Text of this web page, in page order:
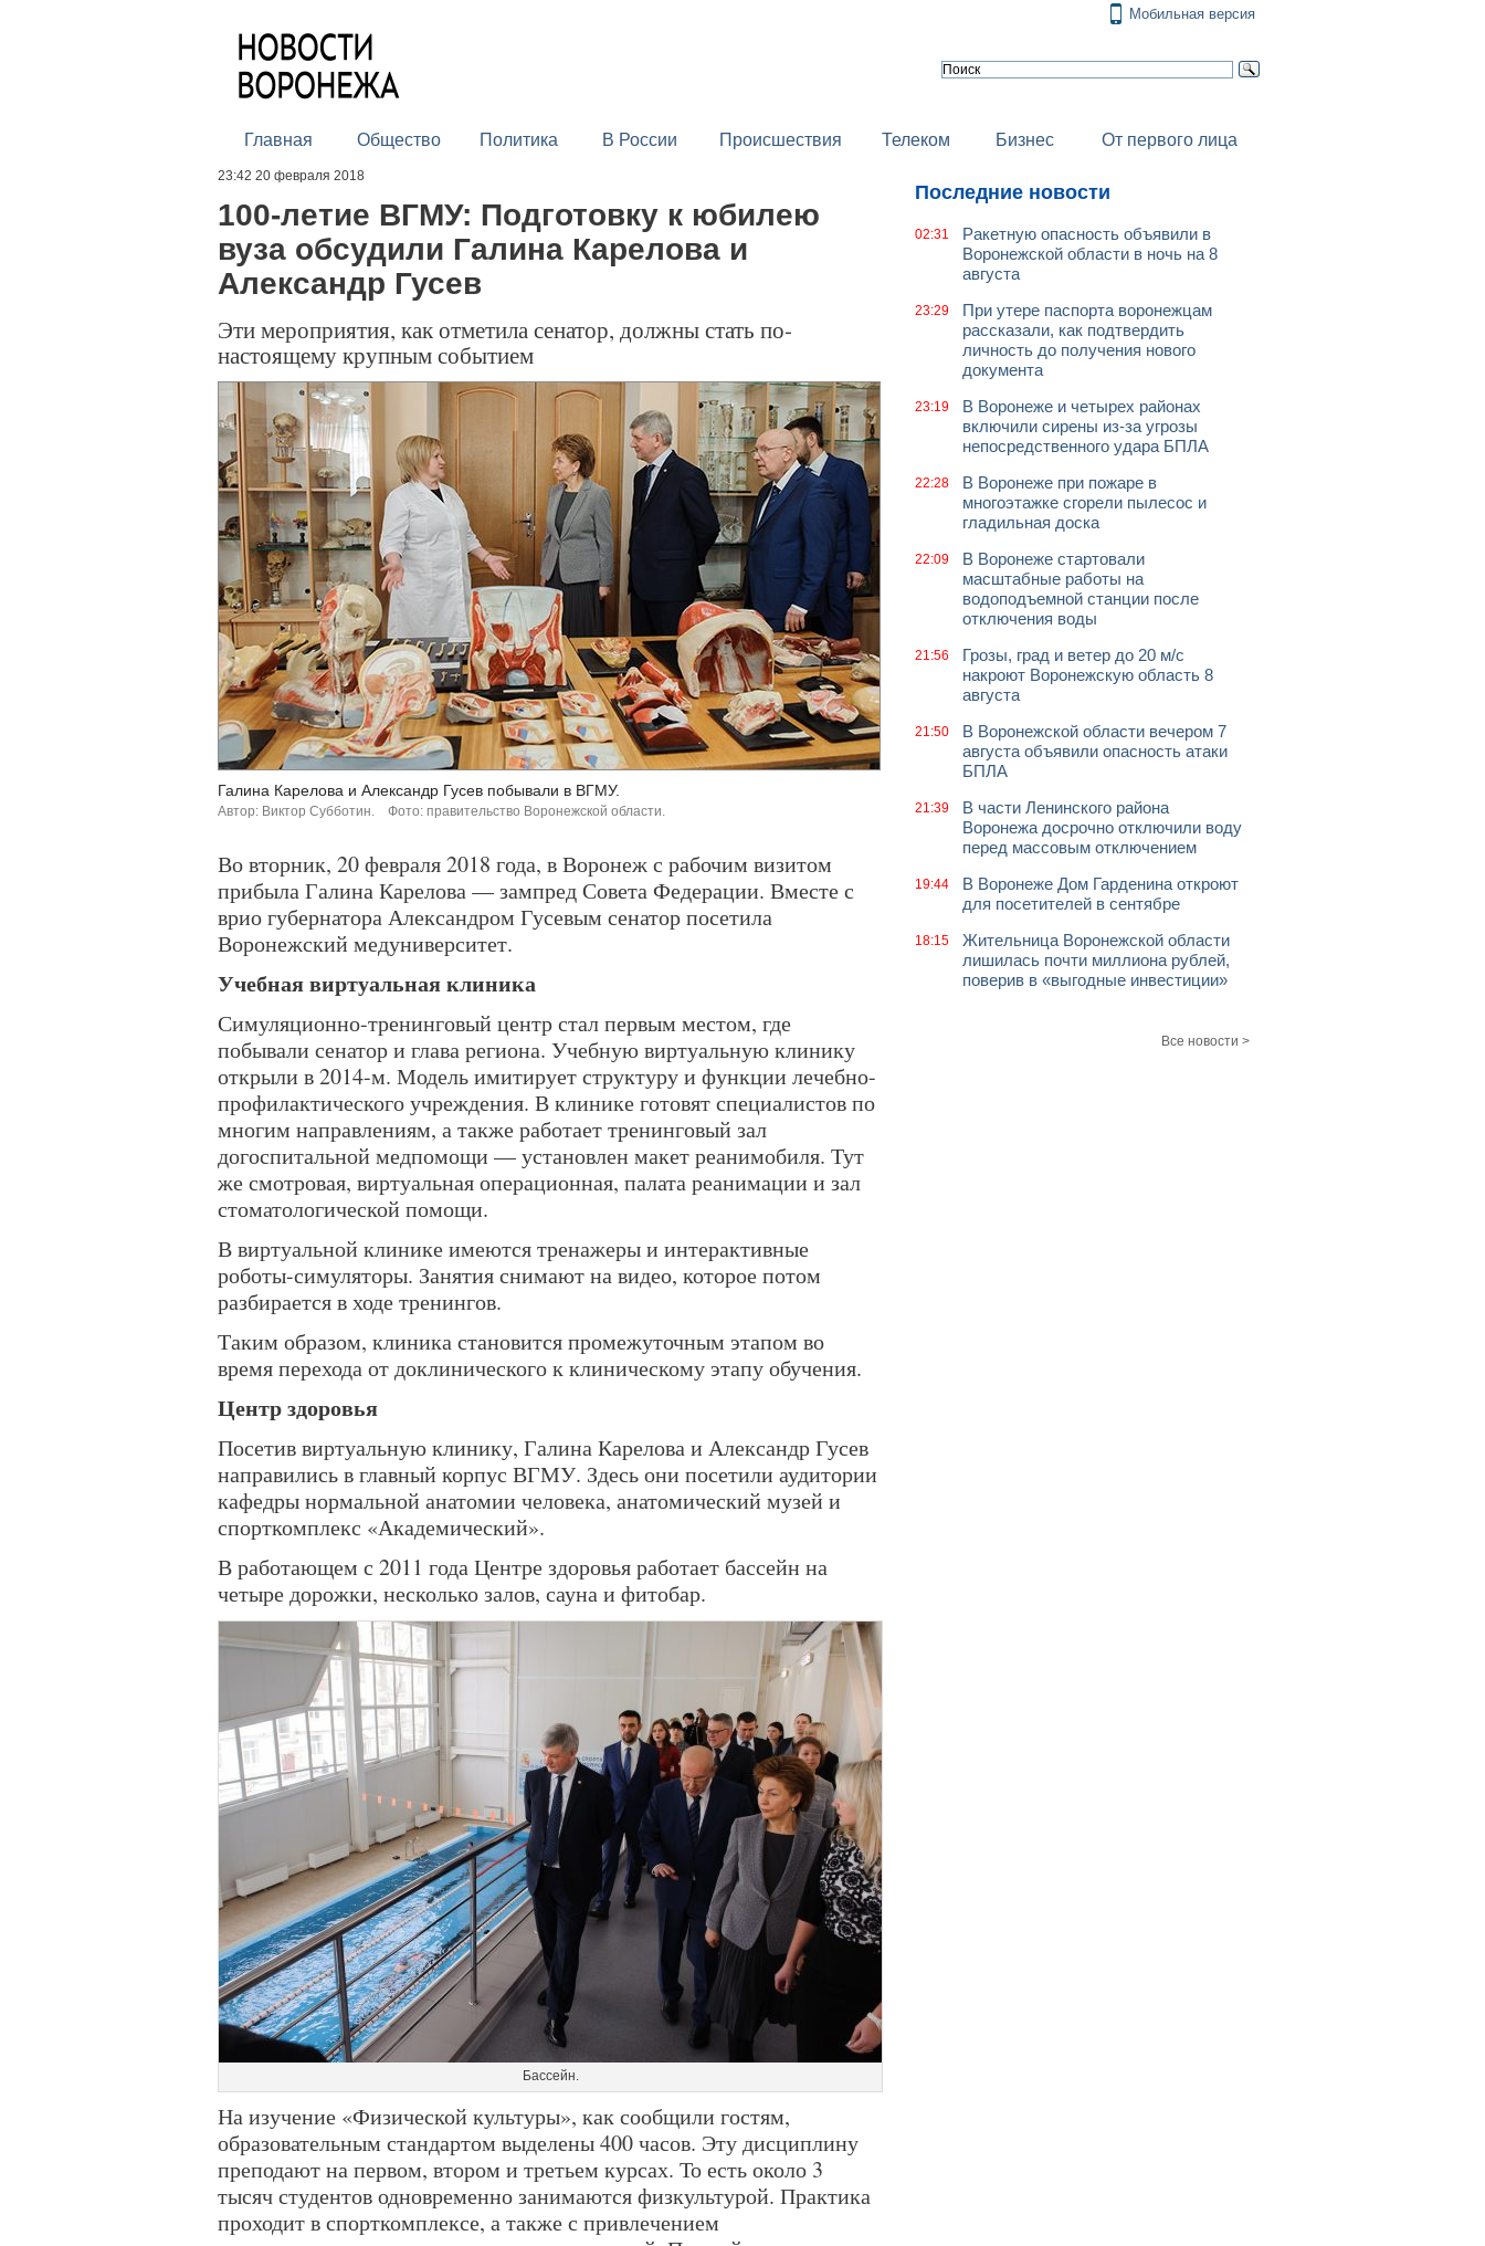
Мобильная версия
Главная Общество Политика В России Происшествия Телеком Бизнес От первого лица
23:42 20 февраля 2018
100-летие ВГМУ: Подготовку к юбилею
вуза обсудили Галина Карелова и
Александр Гусев
Эти мероприятия, как отметила сенатор, должны стать по-
настоящему крупным событием
Галина Карелова и Александр Гусев побывали в ВГМУ.
Автор: Виктор Субботин. Фото: правительство Воронежской области.
Во вторник, 20 февраля 2018 года, в Воронеж с рабочим визитом
прибыла Галина Карелова — зампред Совета Федерации. Вместе с
врио губернатора Александром Гусевым сенатор посетила
Воронежский медуниверситет.
Учебная виртуальная клиника
Симуляционно-тренинговый центр стал первым местом, где
побывали сенатор и глава региона. Учебную виртуальную клинику
открыли в 2014-м. Модель имитирует структуру и функции лечебно-
профилактического учреждения. В клинике готовят специалистов по
многим направлениям, а также работает тренинговый зал
догоспитальной медпомощи — установлен макет реанимобиля. Тут
же смотровая, виртуальная операционная, палата реанимации и зал
стоматологической помощи.
В виртуальной клинике имеются тренажеры и интерактивные
роботы-симуляторы. Занятия снимают на видео, которое потом
разбирается в ходе тренингов.
Таким образом, клиника становится промежуточным этапом во
время перехода от доклинического к клиническому этапу обучения.
Центр здоровья
Посетив виртуальную клинику, Галина Карелова и Александр Гусев
направились в главный корпус ВГМУ. Здесь они посетили аудитории
кафедры нормальной анатомии человека, анатомический музей и
спорткомплекс «Академический».
В работающем с 2011 года Центре здоровья работает бассейн на
четыре дорожки, несколько залов, сауна и фитобар.
Бассейн.
На изучение «Физической культуры», как сообщили гостям,
образовательным стандартом выделены 400 часов. Эту дисциплину
преподают на первом, втором и третьем курсах. То есть около 3
тысяч студентов одновременно занимаются физкультурой. Практика
проходит в спорткомплексе, а также с привлечением
Последние новости
02:31
Ракетную опасность объявили в
Воронежской области в ночь на 8
августа
23:29
При утере паспорта воронежцам
рассказали, как подтвердить
личность до получения нового
документа
23:19
В Воронеже и четырех районах
включили сирены из-за угрозы
непосредственного удара БПЛА
22:28
В Воронеже при пожаре в
многоэтажке сгорели пылесос и
гладильная доска
22:09
В Воронеже стартовали
масштабные работы на
водоподъемной станции после
отключения воды
21:56
Грозы, град и ветер до 20 м/с
накроют Воронежскую область 8
августа
21:50
В Воронежской области вечером 7
августа объявили опасность атаки
БПЛА
21:39
В части Ленинского района
Воронежа досрочно отключили воду
перед массовым отключением
19:44
В Воронеже Дом Гарденина откроют
для посетителей в сентябре
18:15
Жительница Воронежской области
лишилась почти миллиона рублей,
поверив в «выгодные инвестиции»
Все новости >